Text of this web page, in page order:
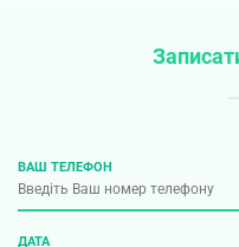
ВАШ ТЕЛЕФОН
ДАТА